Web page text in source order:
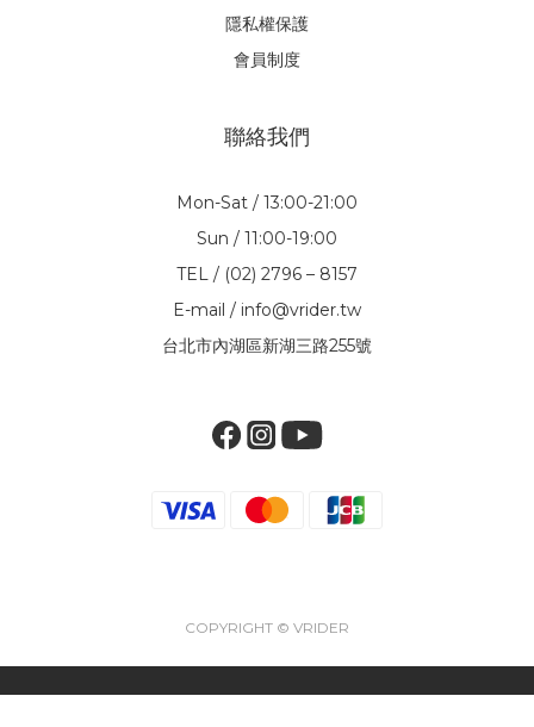
隱私權保護
會員制度
聯絡我們
Mon-Sat / 13:00-21:00
Sun / 11:00-19:00
TEL / (02) 2796 – 8157
E-mail / info@vrider.tw
台北市內湖區新湖三路255號
COPYRIGHT © VRIDER